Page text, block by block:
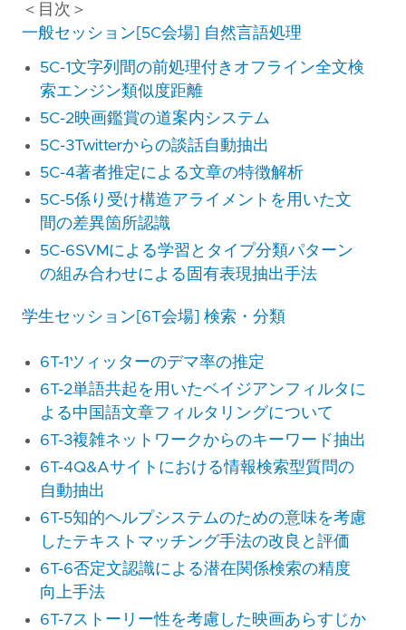
＜目次＞
一般セッション[5C会場] 自然言語処理
5C-1文字列間の前処理付きオフライン全文検
索エンジン類似度距離
5C-2映画鑑賞の道案内システム
5C-3Twitterからの談話自動抽出
5C-4著者推定による文章の特徴解析
5C-5係り受け構造アライメントを用いた文
間の差異箇所認識
5C-6SVMによる学習とタイプ分類パターン
の組み合わせによる固有表現抽出手法
学生セッション[6T会場] 検索・分類
6T-1ツィッターのデマ率の推定
6T-2単語共起を用いたベイジアンフィルタに
よる中国語文章フィルタリングについて
6T-3複雑ネットワークからのキーワード抽出
6T-4Q&Aサイトにおける情報検索型質問の
自動抽出
6T-5知的ヘルプシステムのための意味を考慮
したテキストマッチング手法の改良と評価
6T-6否定文認識による潜在関係検索の精度
向上手法
6T-7ストーリー性を考慮した映画あらすじか